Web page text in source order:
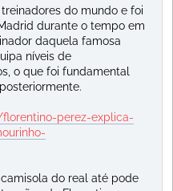
do mundo e foi
durante o tempo em
daquela famosa
níveis de
o que foi fundamental
perez-explica-
do real até pode